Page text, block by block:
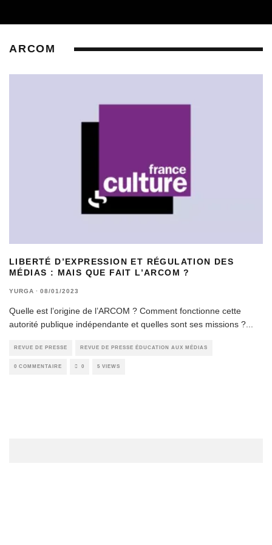
ARCOM
LIBERTÉ D’EXPRESSION ET RÉGULATION DES
MÉDIAS : MAIS QUE FAIT L’ARCOM ?
YURGA · 08/01/2023
Quelle est l’origine de l’ARCOM ? Comment fonctionne cette
autorité publique indépendante et quelles sont ses missions ?
REVUE DE PRESSE REVUE DE PRESSE ÉDUCATION AUX MÉDIAS
0 COMMENTAIRE 0 5 VIEWS